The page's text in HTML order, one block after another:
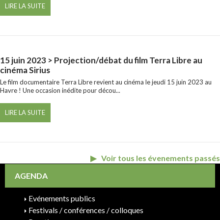
LIRE LA SUITE
15 juin 2023 > Projection/débat du film Terra Libre au
cinéma Sirius
Le film documentaire Terra Libre revient au cinéma le jeudi 15 juin 2023 au
Havre ! Une occasion inédite pour décou...
LIRE LA SUITE
Voir tous les évenements passés
AGENDA
Evénements publics
Festivals / conférences / colloques